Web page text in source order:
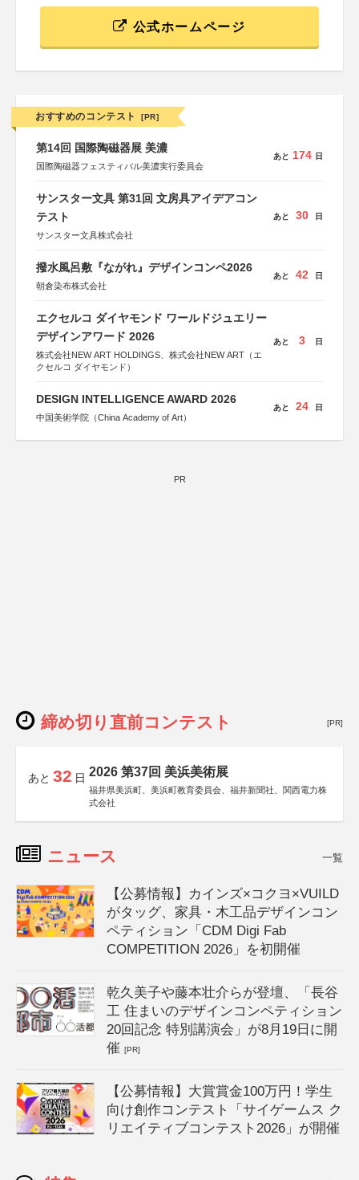
公式ホームページ
おすすめのコンテスト [PR]
第14回 国際陶磁器展 美濃
国際陶磁器フェスティバル美濃実行委員会
あと 174 日
サンスター文具 第31回 文房具アイデアコン
テスト
サンスター文具株式会社
あと 30 日
撥水風呂敷『ながれ』デザインコンペ2026
朝倉染布株式会社
あと 42 日
エクセルコ ダイヤモンド ワールドジュエリー
デザインアワード 2026
株式会社NEW ART HOLDINGS、株式会社NEW ART（エ
クセルコ ダイヤモンド）
あと 3 日
DESIGN INTELLIGENCE AWARD 2026
中国美術学院（China Academy of Art）
あと 24 日
PR
締め切り直前コンテスト [PR]
あと 32 日 2026 第37回 美浜美術展
福井県美浜町、美浜町教育委員会、福井新聞社、関西電力株
式会社
ニュース 一覧
【公募情報】カインズ×コクヨ×VUILD
がタッグ、家具・木工品デザインコン
ペティション「CDM Digi Fab
COMPETITION 2026」を初開催
乾久美子や藤本壮介らが登壇、「長谷
工 住まいのデザインコンペティション
20回記念 特別講演会」が8月19日に開
催[PR]
【公募情報】大賞賞金100万円！学生
向け創作コンテスト「サイゲームス ク
リエイティブコンテスト2026」が開催